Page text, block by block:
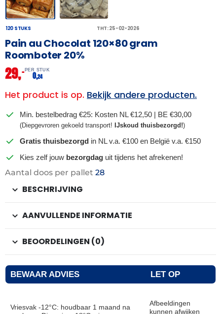
120 STUKS THT: 25-02-2026
Pain au Chocolat 120×80 gram
Roomboter 20%
29,– PER STUK
0,24
Het product is op. Bekijk andere producten.
Min. bestelbedrag €25: Kosten NL €12,50 | BE €30,00
(Diepgevroren gekoeld transport! IJskoud thuisbezorgd!)
Gratis thuisbezorgd in NL v.a. €100 en België v.a. €150
Kies zelf jouw bezorgdag uit tijdens het afrekenen!
Aantal doos per pallet 28
BESCHRIJVING
AANVULLENDE INFORMATIE
BEOORDELINGEN (0)
BEWAAR ADVIES LET OP
Vriesvak -12°C: houdbaar 1 maand na
Afbeeldingen
kunnen afwijken